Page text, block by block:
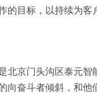
目标，以持续为客
京门头沟区泰元
奋斗者倾斜，和他